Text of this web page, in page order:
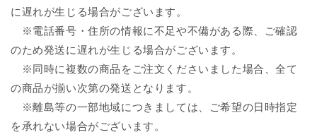
に遅れが生じる場合がございます。
※電話番号・住所の情報に不足や不備がある際、ご確認
のため発送に遅れが生じる場合がございます。
※同時に複数の商品をご注文くださいました場合、全て
の商品が揃い次第の発送となります。
※離島等の一部地域につきましては、ご希望の日時指定
を承れない場合がございます。